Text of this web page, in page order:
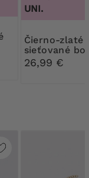
UNI.
Čierno-zlaté
sieťované
26,99 €